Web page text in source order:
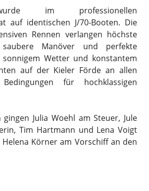
im professionellen
auf identischen J/70-Booten. Die
Rennen verlangen höchste
saubere Manöver und perfekte
sonnigem Wetter und konstantem
auf der Kieler Förde an allen
für hochklassigen
Julia Woehl am Steuer, Jule
Tim Hartmann und Lena Voigt
Körner am Vorschiff an den